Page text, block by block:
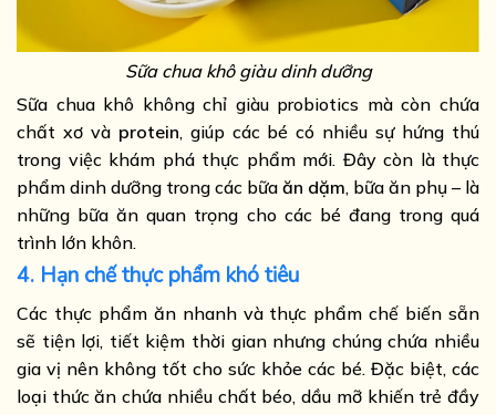
Sữa chua khô giàu dinh dưỡng
Sữa chua khô không chỉ giàu probiotics mà còn chứa
chất xơ và protein, giúp các bé có nhiều sự hứng thú
trong việc khám phá thực phẩm mới. Đây còn là thực
phẩm dinh dưỡng trong các bữa ăn dặm, bữa ăn phụ – là
những bữa ăn quan trọng cho các bé đang trong quá
trình lớn khôn.
4. Hạn chế thực phẩm khó tiêu
Các thực phẩm ăn nhanh và thực phẩm chế biến sẵn
sẽ tiện lợi, tiết kiệm thời gian nhưng chúng chứa nhiều
gia vị nên không tốt cho sức khỏe các bé. Đặc biệt, các
loại thức ăn chứa nhiều chất béo, dầu mỡ khiến trẻ đầy